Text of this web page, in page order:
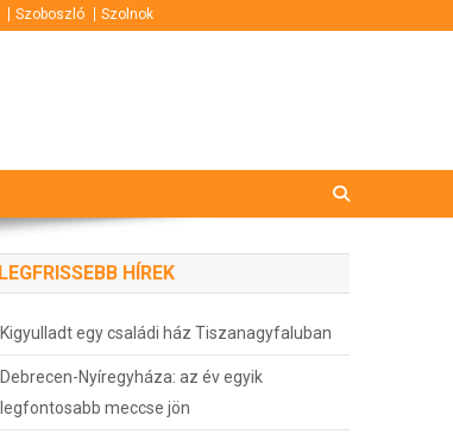
Szoboszló Szolnok
LEGFRISSEBB HÍREK
Kigyulladt egy családi ház Tiszanagyfaluban
Debrecen-Nyíregyháza: az év egyik
legfontosabb meccse jön